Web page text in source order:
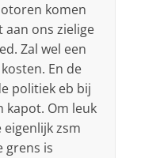
komen
aan ons zielige
Zal wel een
En de
politiek eb bij
kapot. Om leuk
zsm
grens is